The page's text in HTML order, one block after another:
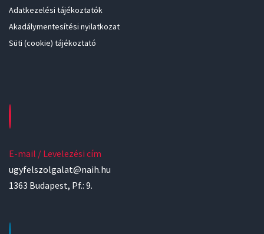
Adatkezelési tájékoztatók
Akadálymentesítési nyilatkozat
Süti (cookie) tájékoztató
E-mail / Levelezési cím
ugyfelszolgalat@naih.hu
1363 Budapest, Pf.: 9.